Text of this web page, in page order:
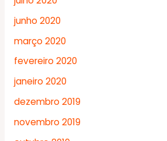
junho 2020
março 2020
fevereiro 2020
janeiro 2020
dezembro 2019
novembro 2019